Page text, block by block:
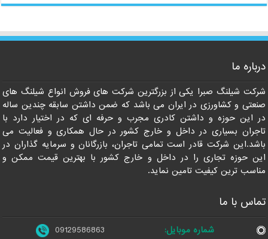
درباره ما
شرکت شیلنگ صبرا یکی از بزرگترین شرکت های فروش انواع شیلنگ های
صنعتی و کشاورزی در ایران می باشد که ضمن داشتن سابقه چندین ساله
در این حوزه و داشتن کادری مجرب و حرفه ای که در اختیار دارد با
تاجران بسیاری در داخل و خارج کشور در حال همکاری و فعالیت می
باشد.این شرکت قادر است تمامی تاجران، بازرگانان و سرمایه گذاران در
این حوزه تجاری را در داخل و خارج کشور با بهترین قیمت ممکن و
مناسب ترین کیفیت تامین نماید.
تماس با ما
شماره موبایل: 09129586863